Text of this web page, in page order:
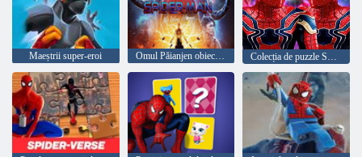
Maeștrii super-eroi Omul Păianjen obiect ascuns Colecția de puzzle Spiderman